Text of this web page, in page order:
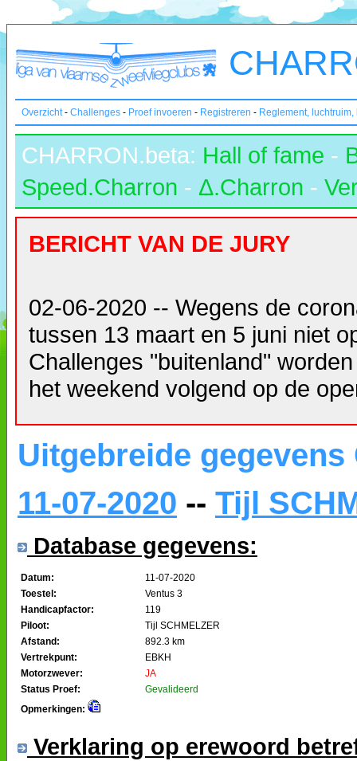
Overzicht- Challenges - Proef invoeren - Registreren - Reglement,
CHARRON.beta: Hall of fame -
Speed.Charron - Δ.Charron -
BERICHT VAN DE JURY
02-06-2020 -- Wegens de
tussen 13 maart en 5 juni niet
Challenges "buitenland"
het weekend volgend op de
Uitgebreide
11-07-2020 -- Tijl
Database gegevens:
Datum:
11-07-2020
Toestel:
Ventus 3
Handicapfactor:
119
Piloot:
Tijl SCHMELZER
Afstand:
892.3 km
Vertrekpunt:
EBKH
Motorzwever:
JA
Status Proef:
Gevalideerd
Opmerkingen:
Verklaring op erewoord